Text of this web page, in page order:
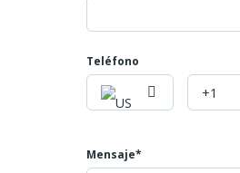
Lavadero
Agua Energía Gas
Valor: $250 millones
Teléfono: 602 4007808
Teléfono
Mensaje*